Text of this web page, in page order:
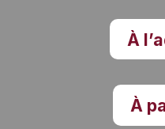
À
À